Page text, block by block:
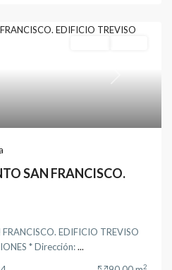
Next
SAN FRANCISCO.
EDIFICIO TREVISO
* Dirección:...
2